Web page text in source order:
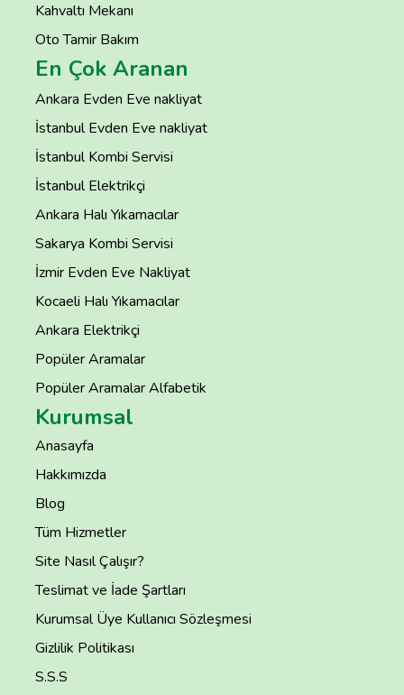
Kahvaltı Mekanı
Oto Tamir Bakım
En Çok Aranan
Ankara Evden Eve nakliyat
İstanbul Evden Eve nakliyat
İstanbul Kombi Servisi
İstanbul Elektrikçi
Ankara Halı Yıkamacılar
Sakarya Kombi Servisi
İzmir Evden Eve Nakliyat
Kocaeli Halı Yıkamacılar
Ankara Elektrikçi
Popüler Aramalar
Popüler Aramalar Alfabetik
Kurumsal
Anasayfa
Hakkımızda
Blog
Tüm Hizmetler
Site Nasıl Çalışır?
Teslimat ve İade Şartları
Kurumsal Üye Kullanıcı Sözleşmesi
Gizlilik Politikası
S.S.S